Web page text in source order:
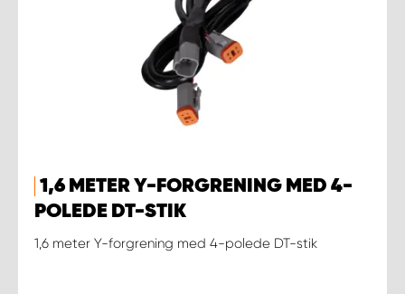
1,6 METER Y-FORGRENING MED 4-
POLEDE DT-STIK
1,6 meter Y-forgrening med 4-polede DT-stik